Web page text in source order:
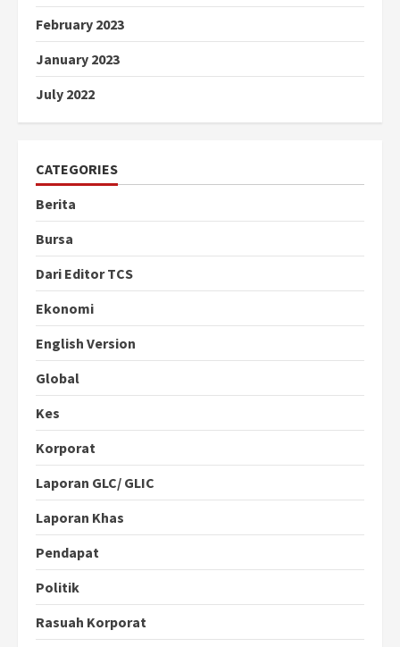
February 2023
January 2023
July 2022
CATEGORIES
Berita
Bursa
Dari Editor TCS
Ekonomi
English Version
Global
Kes
Korporat
Laporan GLC/ GLIC
Laporan Khas
Pendapat
Politik
Rasuah Korporat